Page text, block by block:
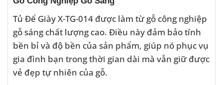
Tủ Để Giày X-TG-014 được làm từ gỗ công nghiệp
gỗ sáng chất lượng cao. Điều này đảm bảo tính
bền bỉ và độ bền của sản phẩm, giúp nó phục vụ
gia đình bạn trong thời gian dài mà vẫn giữ được
vẻ đẹp tự nhiên của gỗ.